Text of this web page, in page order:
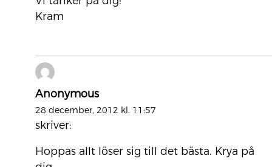
Kram
Anonymous
28 december, 2012 kl. 11:57
skriver:
Hoppas allt löser sig till det bästa. Krya på